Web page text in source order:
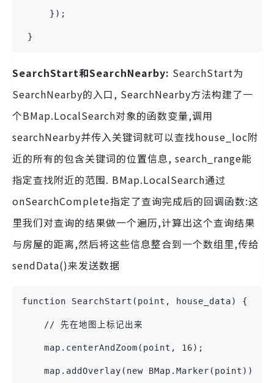
     });
}
SearchStart和SearchNearby: SearchStart为
SearchNearby的入口, SearchNearby方法构建了一
个BMap.LocalSearch对象的函数变量,调用
searchNearby并传入关键词就可以查找house_loc附
近的所有的包含关键词的位置信息, search_range能
指定查找附近的范围. BMap.LocalSearch通过
onSearchComplete指定了查询完成后的回调函数:这
里我们对查询的结果做一个遍历,计算出这个查询结果
与房屋的距离,然后将这些信息整合到一个数组里,传给
sendData()来发送数据
function SearchStart(point, house_data) {
    // 先在地图上标记出来
    map.centerAndZoom(point, 16);
map.addOverlay(new BMap.Marker(point));